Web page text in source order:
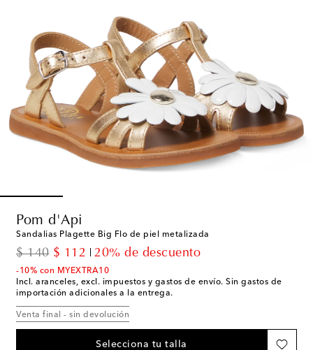
Pom d'Api
Sandalias Plagette Big Flo de piel metalizada
$ 140
original price
$ 112
discount price20% de descuento
-10% con MYEXTRA10
Incl. aranceles, excl. impuestos y gastos de envío. Sin gastos de
importación adicionales a la entrega.
Venta final - sin devolución
Selecciona tu talla